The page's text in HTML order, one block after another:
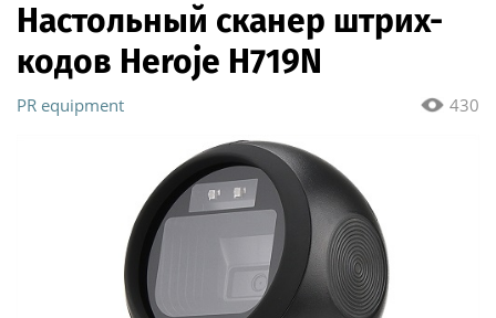
Настольный сканер штрих-
кодов Heroje H719N
430
PR equipment